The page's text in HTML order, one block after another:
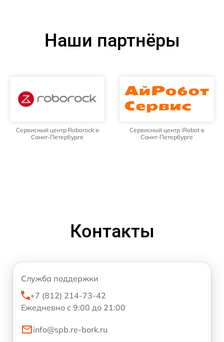
Наши партнёры
Сервисный центр Roborock в
Санкт-Петербурге
Сервисный центр iRobot в
Санкт-Петербурге
Контакты
Служба поддержки
+7 (812) 214-73-42
Ежедневно с 9:00 до 21:00
info@spb.re-bork.ru